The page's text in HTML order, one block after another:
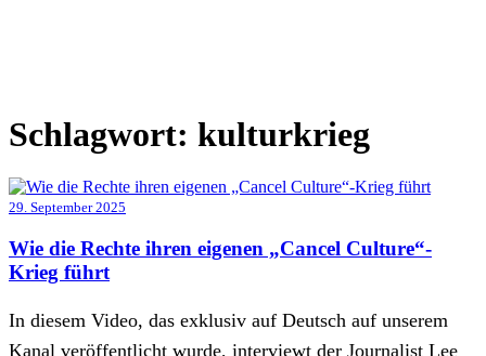
Schlagwort: kulturkrieg
29. September 2025
Wie die Rechte ihren eigenen „Cancel Culture“-
Krieg führt
In diesem Video, das exklusiv auf Deutsch auf unserem
Kanal veröffentlicht wurde, interviewt der Journalist Lee